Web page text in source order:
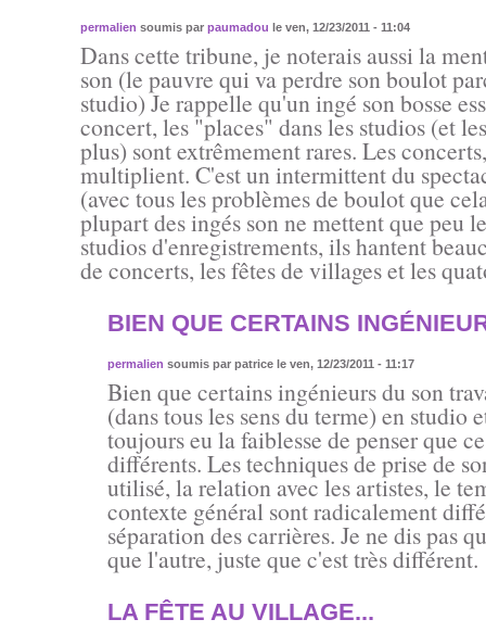
permalien soumis par paumadou le ven, 12/23/2011 - 11:04
Dans cette tribune, je noterais aussi la
son (le pauvre qui va perdre son boulot
studio) Je rappelle qu'un ingé son bosse
concert, les "places" dans les studios (et
plus) sont extrêmement rares. Les
multiplient. C'est un intermittent du
(avec tous les problèmes de boulot que
plupart des ingés son ne mettent que peu
studios d'enregistrements, ils hantent
de concerts, les fêtes de villages et les
BIEN QUE CERTAINS
permalien soumis par patricele ven, 12/23/2011 - 11:17
Bien que certains ingénieurs du son
(dans tous les sens du terme) en studio
toujours eu la faiblesse de penser que
différents. Les techniques de prise de
utilisé, la relation avec les artistes, le
contexte général sont radicalement
séparation des carrières. Je ne dis pas
que l'autre, juste que c'est très différent.
LA FÊTE AU VILLAGE...